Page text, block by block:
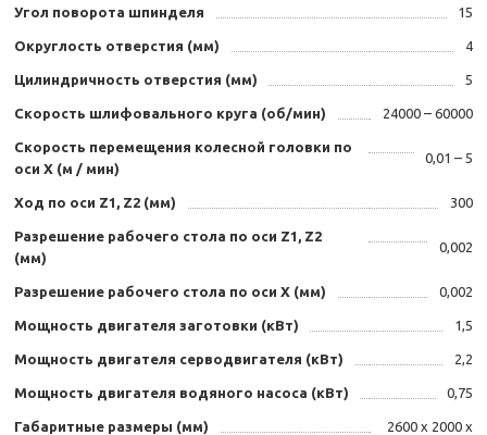
Угол поворота шпинделя 15
Округлость отверстия (мм) 4
Цилиндричность отверстия (мм) 5
Скорость шлифовального круга (об/мин) 24000 – 60000
Скорость перемещения колесной головки по
оси X (м / мин)
0,01 – 5
Ход по оси Z1, Z2 (мм) 300
Разрешение рабочего стола по оси Z1, Z2
(мм)
0,002
Разрешение рабочего стола по оси X (мм) 0,002
Мощность двигателя заготовки (кВт) 1,5
Мощность двигателя серводвигателя (кВт) 2,2
Мощность двигателя водяного насоса (кВт) 0,75
Габаритные размеры (мм)
2600 х 2000 х